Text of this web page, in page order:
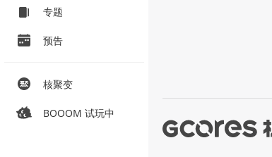
专题
预告
核聚变
BOOOM 试玩中